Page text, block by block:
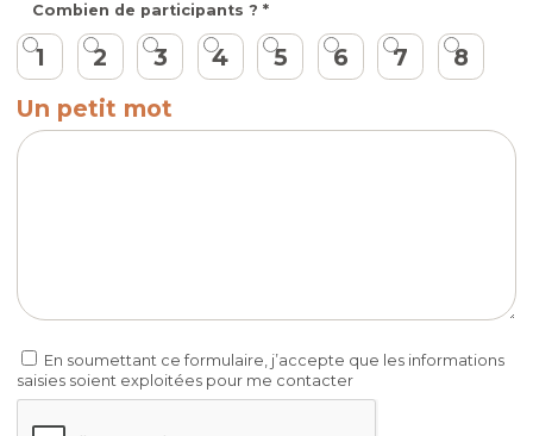
Combien de participants ?
1 2 3 4 5 6 7
8
Un petit mot
En soumettant ce formulaire, j’accepte que les informations
saisies soient exploitées pour me contacter